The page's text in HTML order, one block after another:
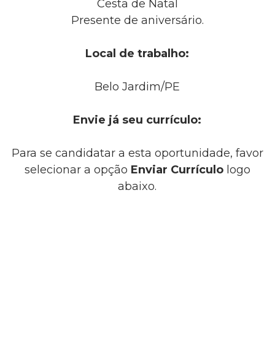
Cesta de Natal
Presente de aniversário.
Local de trabalho:
Belo Jardim/PE
Envie já seu currículo:
Para se candidatar a esta oportunidade, favor
selecionar a opção Enviar Currículologo
abaixo.